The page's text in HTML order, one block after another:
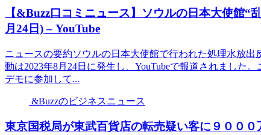
【&Buzz口コミニュース】ソウルの日本大使館
月24日) – YouTube
ニュースの要約ソウルの日本大使館で行われた処理水放
動は2023年8月24日に発生し、YouTubeで報道されました
デモに参加して...
&Buzzのビジネスニュース
東京国税局が東武百貨店の転売疑い客に９００